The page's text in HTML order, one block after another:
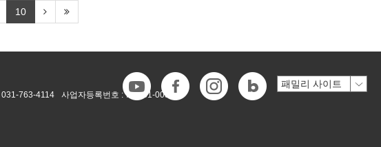
10
031-763-4114 사업자등록번호 :718-81-00546